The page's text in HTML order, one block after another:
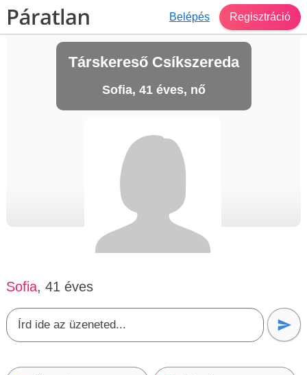
Belépés Regisztráció
Társkereső Csíkszereda
Sofia, 41 éves, nő
Sofia, 41 éves